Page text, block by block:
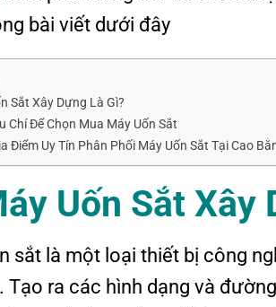
bài viết dưới đây
Sắt Xây Dựng Là Gì?
Chí Để Chọn Mua Máy Uốn Sắt
Điểm Uy Tín Phân Phối Máy Uốn Sắt Tại Cao
Uốn Sắt Xây
sắt là một loại thiết bị công
Tạo ra các hình dạng và